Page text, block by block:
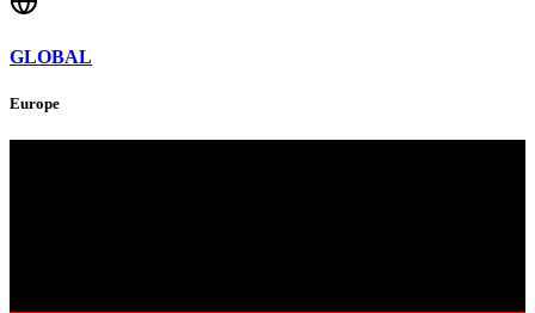
GLOBAL
Europe